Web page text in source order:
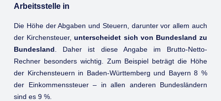
Arbeitsstelle in
Die Höhe der Abgaben und Steuern, darunter vor allem auch
der Kirchensteuer,unterscheidet sich von Bundesland zu
Bundesland . Daher ist diese Angabe im Brutto-Netto-
Rechner besonders wichtig. Zum Beispiel beträgt die Höhe
der Kirchensteuern in Baden-Württemberg und Bayern 8 %
der Einkommenssteuer – in allen anderen Bundesländern
sind es 9 %.